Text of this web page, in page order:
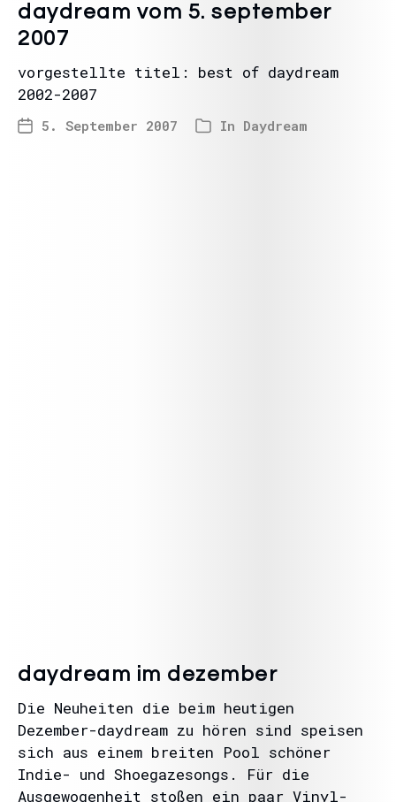
daydream vom 5. september
2007
vorgestellte titel: best of daydream
2002-2007
5. September 2007 In Daydream
daydream im dezember
Die Neuheiten die beim heutigen
Dezember-daydream zu hören sind speisen
sich aus einem breiten Pool schöner
Indie- und Shoegazesongs. Für die
Ausgewogenheit stoßen ein paar Vinyl-